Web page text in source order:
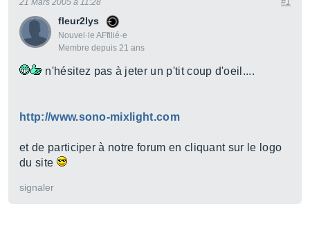
fleur2lys
Nouvel·le AFfilié·e
Membre depuis 21 ans
21 Mars 2005 à 11:28 #1
n'hésitez pas à jeter un p'tit coup d'oeil....
http://www.sono-mixlight.com
et de participer à notre forum en cliquant sur le logo
du site
signaler